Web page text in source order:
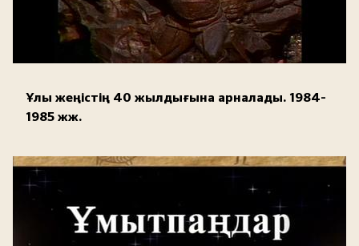
Ұлы жеңістің 40 жылдығына арналады. 1984-
1985 жж.